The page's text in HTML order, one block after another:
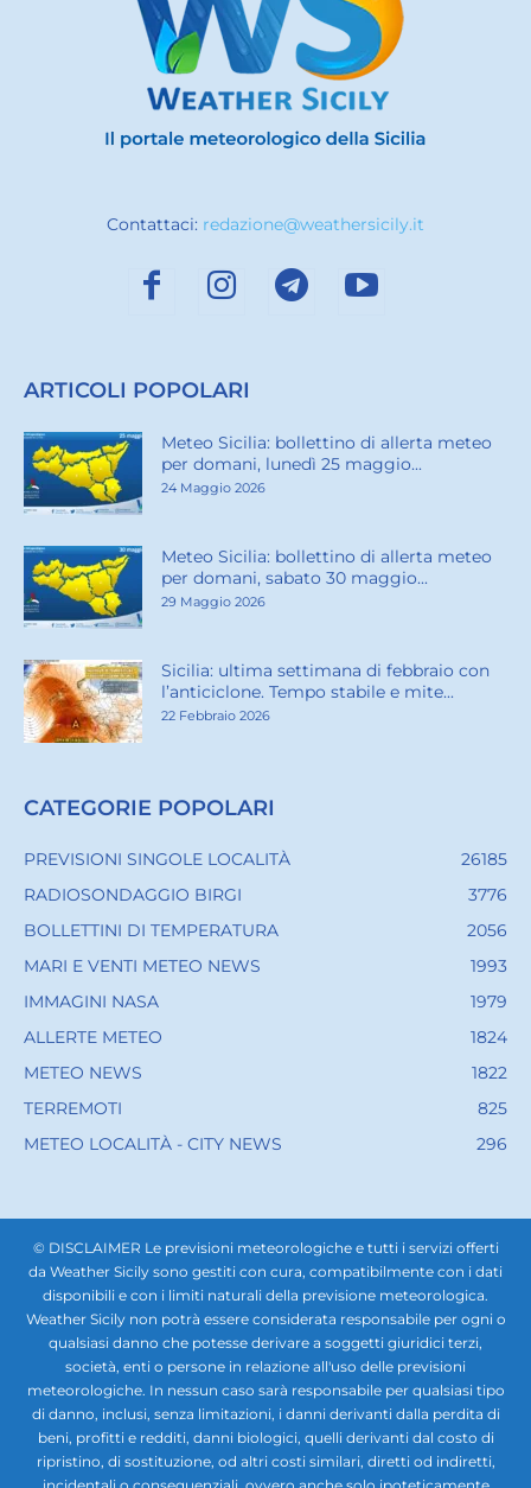
Contattaci: redazione@weathersicily.it
ARTICOLI POPOLARI
Meteo Sicilia: bollettino di allerta meteo
per domani, lunedì 25 maggio...
24 Maggio 2026
Meteo Sicilia: bollettino di allerta meteo
per domani, sabato 30 maggio...
29 Maggio 2026
Sicilia: ultima settimana di febbraio con
l’anticiclone. Tempo stabile e mite...
22 Febbraio 2026
CATEGORIE POPOLARI
PREVISIONI SINGOLE LOCALITÀ
26185
RADIOSONDAGGIO BIRGI
3776
BOLLETTINI DI TEMPERATURA
2056
MARI E VENTI METEO NEWS
1993
IMMAGINI NASA
1979
ALLERTE METEO
1824
METEO NEWS
1822
TERREMOTI
825
METEO LOCALITÀ - CITY NEWS
296
© DISCLAIMER Le previsioni meteorologiche e tutti i servizi offerti
da Weather Sicily sono gestiti con cura, compatibilmente con i dati
disponibili e con i limiti naturali della previsione meteorologica.
Weather Sicily non potrà essere considerata responsabile per ogni o
qualsiasi danno che potesse derivare a soggetti giuridici terzi,
società, enti o persone in relazione all'uso delle previsioni
meteorologiche. In nessun caso sarà responsabile per qualsiasi tipo
di danno, inclusi, senza limitazioni, i danni derivanti dalla perdita di
beni, profitti e redditi, danni biologici, quelli derivanti dal costo di
ripristino, di sostituzione, od altri costi similari, diretti od indiretti,